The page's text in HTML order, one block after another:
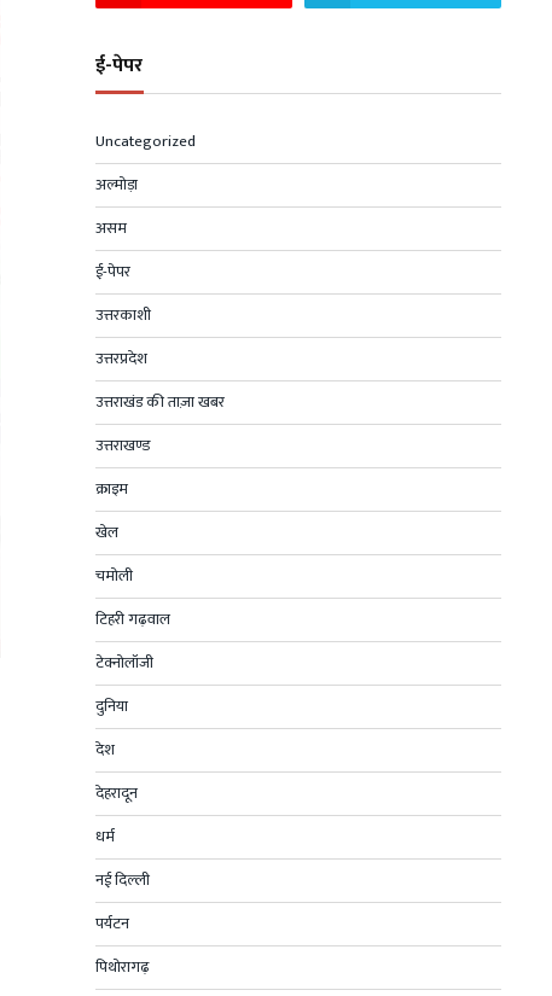
ई-पेपर
Uncategorized
अल्मोड़ा
असम
ई-पेपर
उत्तरकाशी
उत्तरप्रदेश
उत्तराखंड की ताज़ा खबर
उत्तराखण्ड
क्राइम
खेल
चमोली
टिहरी गढ़वाल
टेक्नोलॉजी
दुनिया
देश
देहरादून
धर्म
नई दिल्ली
पर्यटन
पिथोरागढ़